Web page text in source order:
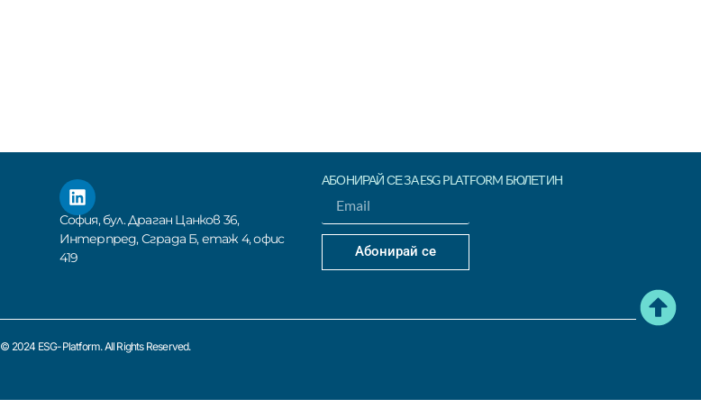
София, бул. Драган Цанков 36,
Интерпред, Сграда Б, етаж 4, офис
419
АБОНИРАЙ СЕ ЗА ESG PLATFORM БЮЛЕТИН
Абонирай се
© 2024 ESG-Platform. All Rights Reserved.